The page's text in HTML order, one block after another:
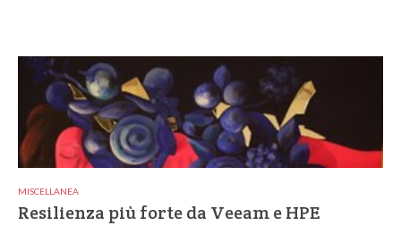
MISCELLANEA
Resilienza più forte da Veeam e HPE